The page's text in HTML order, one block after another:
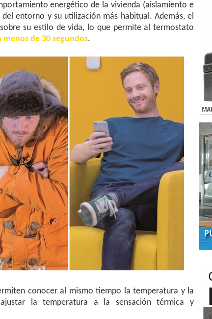
energético de la vivienda (aislamiento e
entorno y su utilización más habitual. Además, el
su estilo de vida, lo que permite al termostato
de 30 segundos.
conocer al mismo tiempo la temperatura y la
la temperatura a la sensación térmica y